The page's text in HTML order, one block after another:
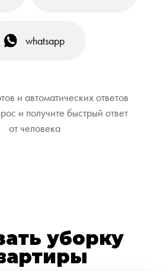
whatsapp
и автоматических ответов
и получите быстрый ответ
от человека
уборку